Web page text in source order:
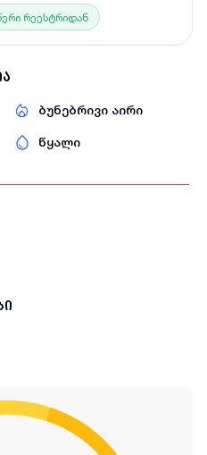
რეესტრიდან
ბუნებრივი აირი
წყალი